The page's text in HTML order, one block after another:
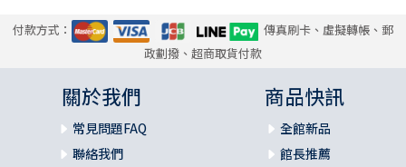
付款方式：
傳真刷卡、虛擬轉帳、郵
政劃撥、超商取貨付款
關於我們
常見問題FAQ
聯絡我們
商品快訊
全館新品
館長推薦